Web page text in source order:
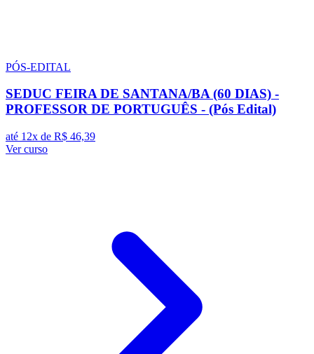
PÓS-EDITAL
SEDUC FEIRA DE SANTANA/BA (60 DIAS) -
PROFESSOR DE PORTUGUÊS - (Pós Edital)
até 12x de R$ 46,39
Ver curso